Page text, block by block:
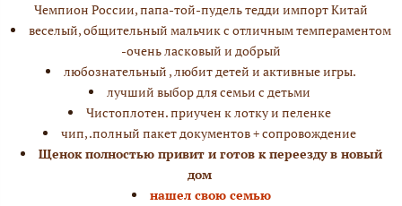
Чемпион России, папа-той-пудель тедди импорт Китай
веселый, общительный мальчик с отличным темпераментом
-очень ласковый и добрый
любознательный , любит детей и активные игры.
лучший выбор для семьи с детьми
Чистоплотен. приучен к лотку и пеленке
чип, .полный пакет документов + сопровождение
Щенок полностью привит и готов к переезду в новый
дом
нашел свою семью